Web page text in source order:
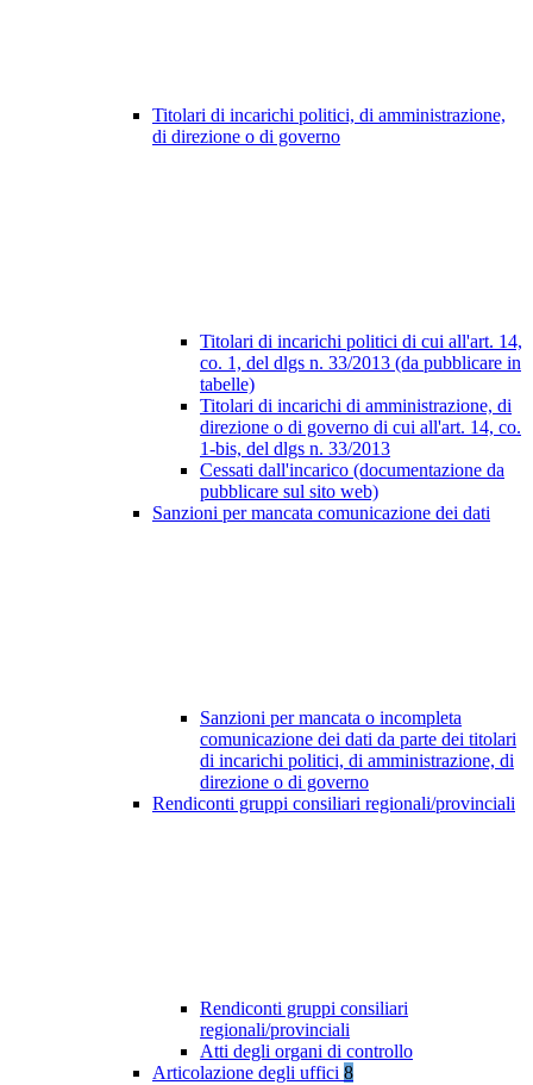
Titolari di incarichi politici, di amministrazione,
di direzione o di governo
Titolari di incarichi politici di cui all'art. 14,
co. 1, del dlgs n. 33/2013 (da pubblicare in
tabelle)
Titolari di incarichi di amministrazione, di
direzione o di governo di cui all'art. 14, co.
1-bis, del dlgs n. 33/2013
Cessati dall'incarico (documentazione da
pubblicare sul sito web)
Sanzioni per mancata comunicazione dei dati
Sanzioni per mancata o incompleta
comunicazione dei dati da parte dei titolari
di incarichi politici, di amministrazione, di
direzione o di governo
Rendiconti gruppi consiliari regionali/provinciali
Rendiconti gruppi consiliari
regionali/provinciali
Atti degli organi di controllo
Articolazione degli uffici 8